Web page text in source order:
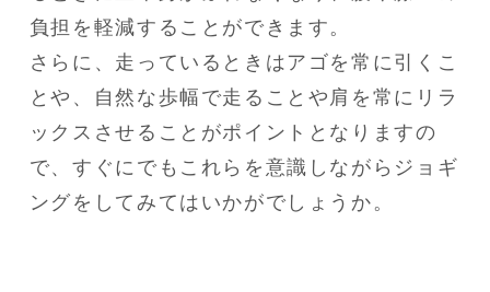
負担を軽減することができます。
さらに、走っているときはアゴを常に引くこ
とや、自然な歩幅で走ることや肩を常にリラ
ックスさせることがポイントとなりますの
で、すぐにでもこれらを意識しながらジョギ
ングをしてみてはいかがでしょうか。